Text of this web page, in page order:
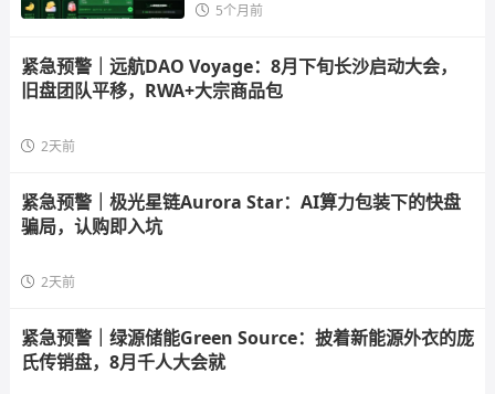
5个月前
紧急预警｜远航DAO Voyage：8月下旬长沙启动大会，
旧盘团队平移，RWA+大宗商品包
2天前
紧急预警｜极光星链Aurora Star：AI算力包装下的快盘
骗局，认购即入坑
2天前
紧急预警｜绿源储能Green Source：披着新能源外衣的庞
氏传销盘，8月千人大会就